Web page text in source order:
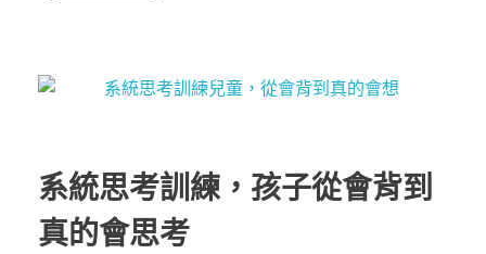
系統思考訓練，孩子從會背到
真的會思考